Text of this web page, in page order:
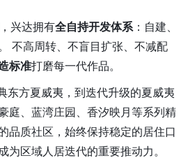
兴达拥有全自持开发体系 ：自建、
不高周转、不盲目扩张、不减配
标准打磨每一代作品。
方夏威夷，到迭代升级的夏威夷
庭、蓝湾庄园、香汐映月等系列 精
品质社区，始终保持稳定的居住口
为区域人居迭代的重要推动力。